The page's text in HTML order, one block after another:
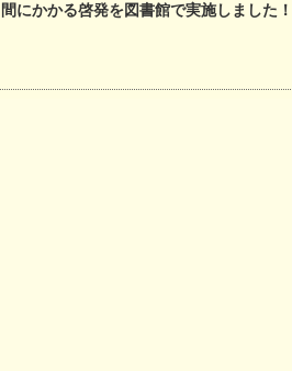
にかかる啓発を図書館で実施しました！